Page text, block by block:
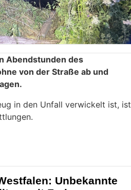
Abendstunden des
von der Straße ab und
in den Unfall verwickelt ist, ist
Unbekannte